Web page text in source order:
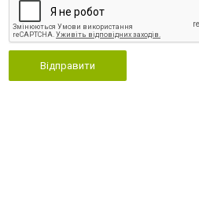
Відправити